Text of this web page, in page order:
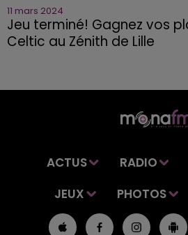
11 mars 2024
Jeu terminé! Gagnez vos
Celtic au Zénith de Lille
ACTUS RADIO
JEUX
PHOTOS